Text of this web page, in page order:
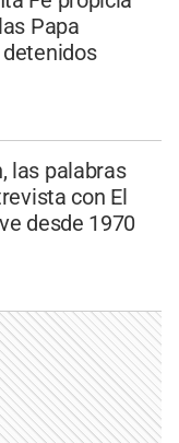
Papa
detenidos
las palabras
con El
desde 1970